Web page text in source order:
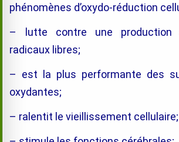
phénomènes d’oxydo-réduction
– lutte contre une production
radicaux libres;
– est la plus performante des
oxydantes;
– ralentit le vieillissement cellulaire;